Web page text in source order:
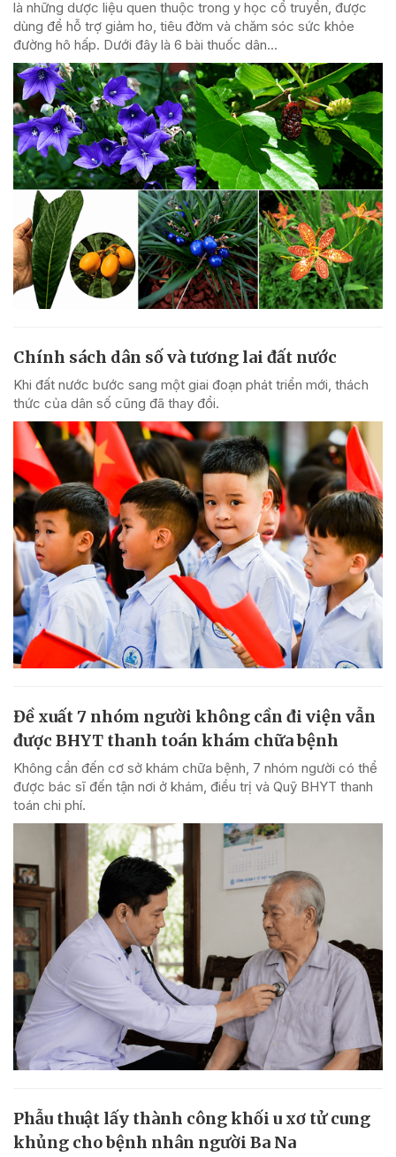
là những dược liệu quen thuộc trong y học cổ truyền, được
dùng để hỗ trợ giảm ho, tiêu đờm và chăm sóc sức khỏe
đường hô hấp. Dưới đây là 6 bài thuốc dân...
Chính sách dân số và tương lai đất nước
Khi đất nước bước sang một giai đoạn phát triển mới, thách
thức của dân số cũng đã thay đổi.
Đề xuất 7 nhóm người không cần đi viện vẫn
được BHYT thanh toán khám chữa bệnh
Không cần đến cơ sở khám chữa bệnh, 7 nhóm người có thể
được bác sĩ đến tận nơi ở khám, điều trị và Quỹ BHYT thanh
toán chi phí.
Phẫu thuật lấy thành công khối u xơ tử cung
khủng cho bệnh nhân người Ba Na